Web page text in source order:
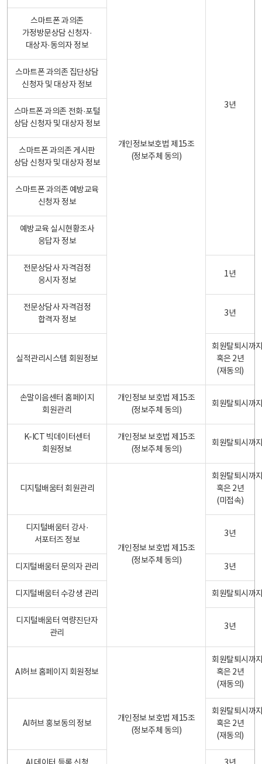
개인정보보호법 제15조
(정보주체 동의)
3년
스마트폰 과의존
가정방문상담 신청자·
대상자·동의자 정보
스마트폰 과의존 집단상담
신청자 및 대상자 정보
스마트폰 과의존 전화·포털
상담 신청자 및 대상자 정보
스마트폰 과의존 게시판
상담 신청자 및 대상자 정보
스마트폰 과의존 예방교육
신청자 정보
예방교육 실시현황조사
응답자 정보
전문상담사 자격검정
응시자 정보
1년
전문상담사 자격검정
합격자 정보
3년
실적관리시스템 회원정보
회원탈퇴시까
혹은 2년
(재동의)
손말이음센터 홈페이지
회원관리
개인정보 보호법 제15조
(정보주체 동의)
회원탈퇴시까
K-ICT 빅데이터센터
회원정보
개인정보 보호법 제15조
(정보주체 동의)
회원탈퇴시까
디지털배움터 회원관리
개인정보 보호법 제15조
(정보주체 동의)
회원탈퇴시까
혹은 2년
(미접속)
디지털배움터 강사·
서포터즈 정보
3년
디지털배움터 문의자 관리 3년
디지털배움터 수강생 관리 회원탈퇴시까
디지털배움터 역량진단자
관리
3년
AI허브 홈페이지 회원정보
개인정보 보호법 제15조
(정보주체 동의)
회원탈퇴시까
혹은 2년
(재동의)
AI허브 홍보동의 정보
회원탈퇴시까
혹은 2년
(재동의)